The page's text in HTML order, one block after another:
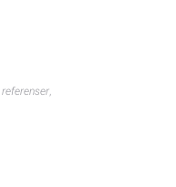
referenser,